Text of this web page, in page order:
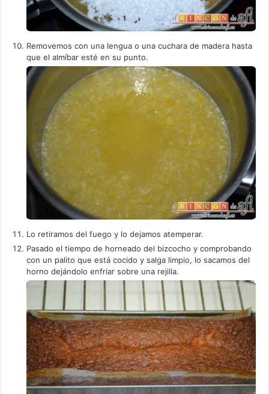
Removemos con una lengua o una cuchara de madera hasta
que el almíbar esté en su punto.
Lo retiramos del fuego y lo dejamos atemperar.
Pasado el tiempo de horneado del bizcocho y comprobando
con un palito que está cocido y salga limpio, lo sacamos del
horno dejándolo enfriar sobre una rejilla.